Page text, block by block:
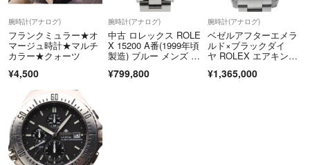
腕時計(アナログ)
フランクミュラー★オ
マージュ時計★マルチ
カラー★クォーツ
¥4,500
腕時計(アナログ)
中古 ロレックス ROLE
X 15200 A番(1999年頃
製造) ブルー メンズ 腕
¥799,800
腕時計(アナログ)
ベゼルアフターエメラ
ルド×ブラックダイ
ヤ ROLEX エアキン
ef.116900 中古品 ブラ
¥1,365,000